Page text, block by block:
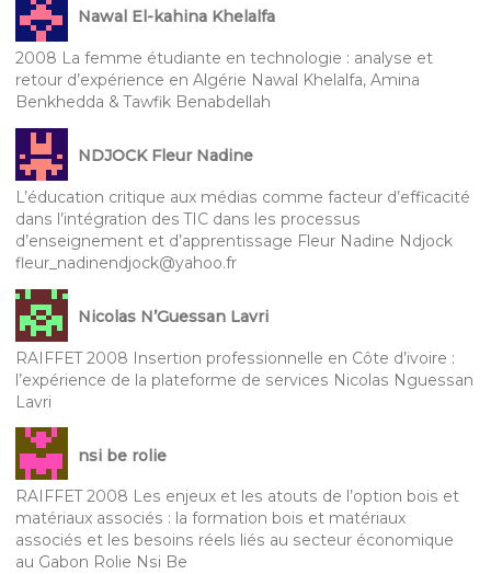
Nawal El-kahina Khelalfa
2008 La femme étudiante en technologie : analyse et
retour d’expérience en Algérie Nawal Khelalfa, Amina
Benkhedda & Tawfik Benabdellah
NDJOCK Fleur Nadine
L’éducation critique aux médias comme facteur d’efficacité
dans l’intégration des TIC dans les processus
d’enseignement et d’apprentissage Fleur Nadine Ndjock
fleur_nadinendjock@yahoo.fr
Nicolas N’Guessan Lavri
RAIFFET 2008 Insertion professionnelle en Côte d’ivoire :
l’expérience de la plateforme de services Nicolas Nguessan
Lavri
nsi be rolie
RAIFFET 2008 Les enjeux et les atouts de l’option bois et
matériaux associés : la formation bois et matériaux
associés et les besoins réels liés au secteur économique
au Gabon Rolie Nsi Be